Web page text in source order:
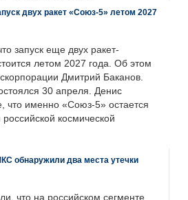
двух ракет «Союз-5» летом 2027
запуск еще двух ракет-
летом 2027 года. Об этом
Дмитрий Баканов.
30 апреля. Денис
что именно «Союз-5» остается
космической
обнаружили два места утечки
что на российском сегменте